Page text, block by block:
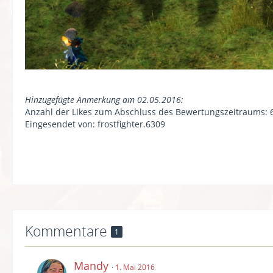
Hinzugefügte Anmerkung am 02.05.2016:
Anzahl der Likes zum Abschluss des Bewertungszeitraums:
Eingesendet von: frostfighter.6309
Kommentare 1
Mandy 1. Mai 2016